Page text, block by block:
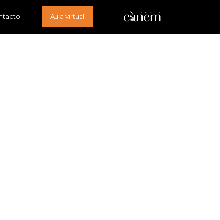
Aula virtual